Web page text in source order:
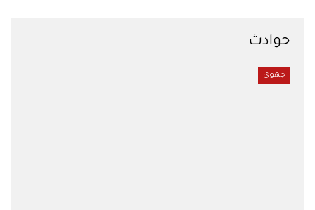
حوادث
جهوي